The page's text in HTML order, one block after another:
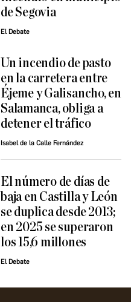
de Segovia
El Debate
Un incendio de pasto
en la carretera entre
Éjeme y Galisancho, en
Salamanca, obliga a
detener el tráfico
Isabel de la Calle Fernández
El número de días de
baja en Castilla y León
se duplica desde 2013;
en 2025 se superaron
los 15,6 millones
El Debate